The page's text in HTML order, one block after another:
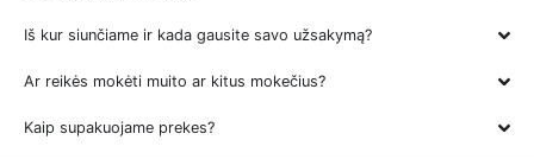
Iš kur siunčiame ir kada gausite savo užsakymą?
Ar reikės mokėti muito ar kitus mokečius?
Kaip supakuojame prekes?